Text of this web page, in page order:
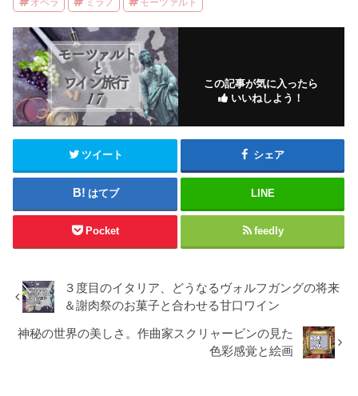
オペラ ミラノ モーツァルト
この記事が気に入ったら
いいねしよう！
ツイート シェア
はてブ LINE
Pocket feedly
３度目のイタリア、どうなるヴォルフガングの将来
＆謝肉祭のお菓子と合わせる甘口ワイン
神秘の世界の美しさ。作曲家スクリャービンの見た
色彩感覚と絵画